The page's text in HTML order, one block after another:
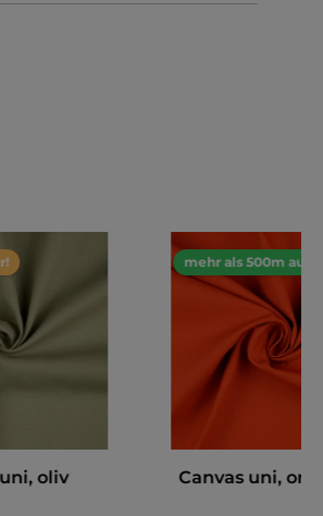
oliv
mehr als 500m auf
Canvas uni,